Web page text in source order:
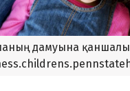
дамуына